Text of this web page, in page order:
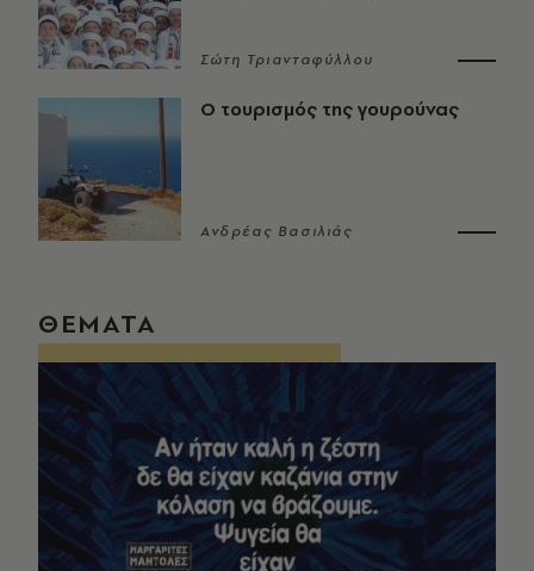
Σώτη Τριανταφύλλου
Ο τουρισμός της γουρούνας
Ανδρέας Βασιλιάς
ΘΕΜΑΤΑ